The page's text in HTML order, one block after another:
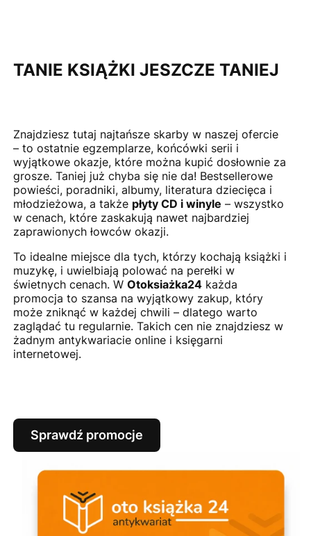
TANIE KSIĄŻKI JESZCZE TANIEJ
Znajdziesz tutaj najtańsze skarby w naszej ofercie
– to ostatnie egzemplarze, końcówki serii i
wyjątkowe okazje, które można kupić dosłownie za
grosze. Taniej już chyba się nie da! Bestsellerowe
powieści, poradniki, albumy, literatura dziecięca i
młodzieżowa, a także płyty CD i winyle – wszystko
w cenach, które zaskakują nawet najbardziej
zaprawionych łowców okazji.
To idealne miejsce dla tych, którzy kochają książki i
muzykę, i uwielbiają polować na perełki w
świetnych cenach. W Otoksiażka24każda
promocja to szansa na wyjątkowy zakup, który
może zniknąć w każdej chwili – dlatego warto
zaglądać tu regularnie. Takich cen nie znajdziesz w
żadnym antykwariacie online i księgarni
internetowej.
Sprawdź promocje